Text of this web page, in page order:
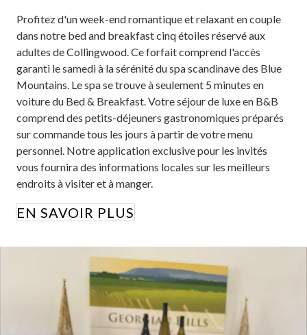
Profitez d'un week-end romantique et relaxant en couple
dans notre bed and breakfast cinq étoiles réservé aux
adultes de Collingwood. Ce forfait comprend l'accès
garanti le samedi à la sérénité du spa scandinave des Blue
Mountains. Le spa se trouve à seulement 5 minutes en
voiture du Bed & Breakfast. Votre séjour de luxe en B&B
comprend des petits-déjeuners gastronomiques préparés
sur commande tous les jours à partir de votre menu
personnel. Notre application exclusive pour les invités
vous fournira des informations locales sur les meilleurs
endroits à visiter et à manger.
EN SAVOIR PLUS